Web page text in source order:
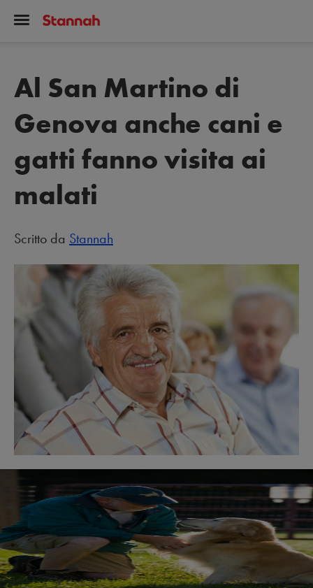
Al San Martino di
Genova anche cani e
gatti fanno visita ai
malati
Scritto da Stannah